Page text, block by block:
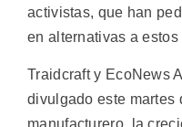
activistas, que han
en alternativas a estos
Traidcraft y EcoNews
divulgado este martes
manufacturero, la